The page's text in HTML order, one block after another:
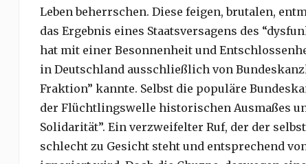
Leben beherrschen. Diese feigen, brutalen,
das Ergebnis eines Staatsversagens des
hat mit einer Besonnenheit und
in Deutschland ausschließlich von
Fraktion” kannte. Selbst die populäre
der Flüchtlingswelle historischen Ausmaßes
Solidarität”. Ein verzweifelter Ruf, der der
schlecht zu Gesicht steht und entsprechend